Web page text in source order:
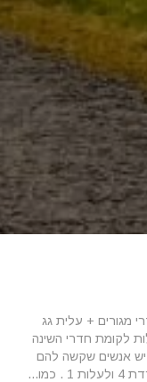
חדרי מגורים + עלית גג
לקומת חדרי השינה
אנשים שקשה להם